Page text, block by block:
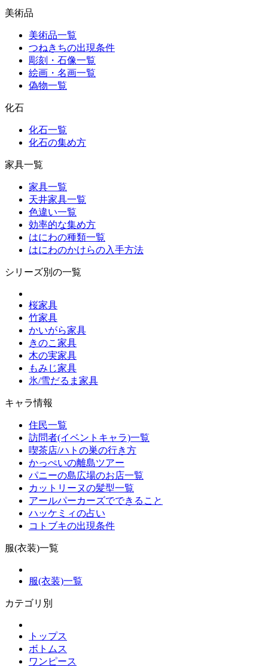
美術品
美術品一覧
つねきちの出現条件
彫刻・石像一覧
絵画・名画一覧
偽物一覧
化石
化石一覧
化石の集め方
家具一覧
家具一覧
天井家具一覧
色違い一覧
効率的な集め方
はにわの種類一覧
はにわのかけらの入手方法
シリーズ別の一覧
桜家具
竹家具
かいがら家具
きのこ家具
木の実家具
もみじ家具
氷/雪だるま家具
キャラ情報
住民一覧
訪問者(イベントキャラ)一覧
喫茶店/ハトの巣の行き方
かっぺいの離島ツアー
パニーの島広場のお店一覧
カットリーヌの髪型一覧
アールパーカーズでできること
ハッケミィの占い
コトブキの出現条件
服(衣装)一覧
服(衣装)一覧
カテゴリ別
トップス
ボトムス
ワンピース